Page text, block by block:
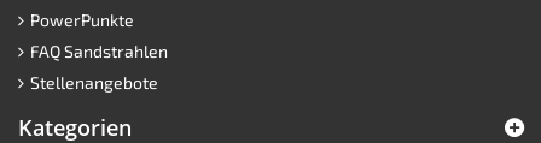
PowerPunkte
FAQ Sandstrahlen
Stellenangebote
Kategorien